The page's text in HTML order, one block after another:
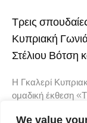
We value
Τρεις
Κυπριακή
Στέλιου Βότση
Η Γκαλερί
ομαδική έκθεση